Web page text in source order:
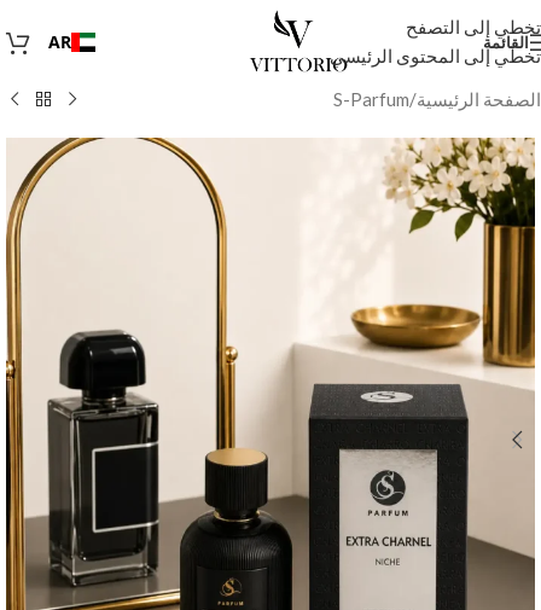
تخطي إلى التصفح
تخطي إلى المحتوى الرئيسي
القائمة AR
الصفحة الرئيسية/
S-Parfum